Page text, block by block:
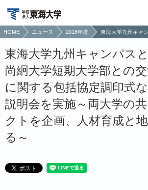
HOME ニュース 2018年度
東海大学九州キャンパス
尚絅大学短期大学部との
に関する包括協定調印式
説明会を実施～両大学の
クトを企画、人材育成と
る～